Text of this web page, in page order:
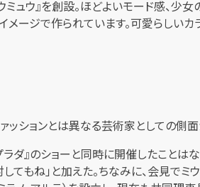
ミュウ』を創設。ほどよいモード感
ージで作られています。可愛らし
ションとは異なる芸術家としての側
ダ』のショーと同時に開催したこと
てもね」と加えた。ちなみに、会見